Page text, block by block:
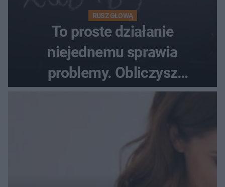
RUSZ GŁOWĄ
To proste działanie
niejednemu sprawia
problemy. Obliczysz
poprawnie, ile to jest